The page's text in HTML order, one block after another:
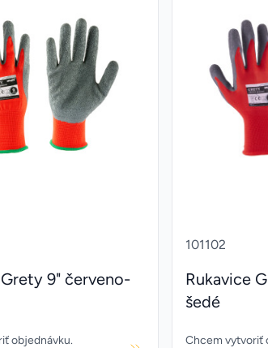
9" červeno-
objednávku.
101102
Rukavice
šedé
Chcem vytvoriť